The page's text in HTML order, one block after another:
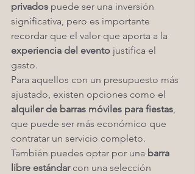
privados puede ser una inversión
significativa, pero es importante
recordar que el valor que aporta a la
experiencia del evento justifica el
gasto.
Para aquellos con un presupuesto más
ajustado, existen opciones como el
alquiler de barras móviles para fiestas,
que puede ser más económico que
contratar un servicio completo.
También puedes optar por una barra
libre estándar con una selección